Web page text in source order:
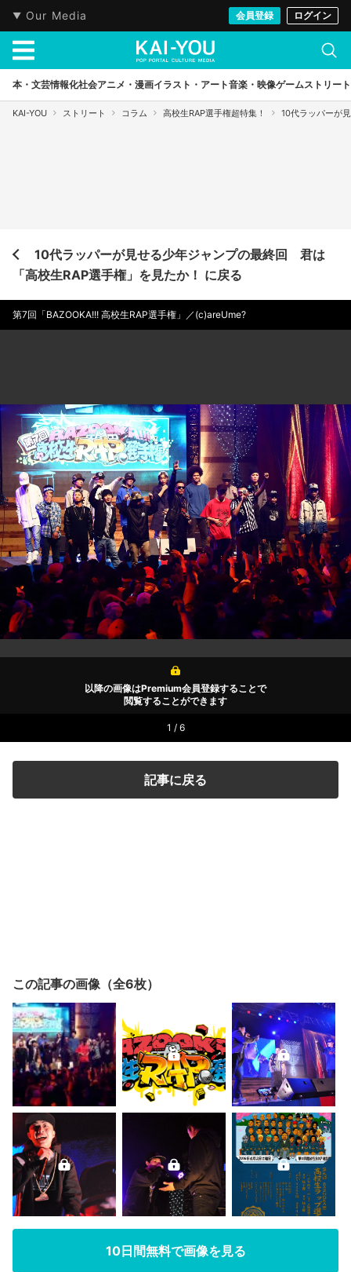
Our Media 会員登録 ログイン
本・文芸情報化社会アニメ・漫画イラスト・アート音楽・映像ゲームストリート
KAI-YOU ストリート コラム 高校生RAP選手権超特集！ 10代ラッパーが
10代ラッパーが見せる少年ジャンプの最終回 君は
「高校生RAP選手権」を見たか！ に戻る
第7回「BAZOOKA!!! 高校生RAP選手権」／(c)areUme?
以降の画像はPremium会員登録することで
閲覧することができます
1 / 6
記事に戻る
この記事の画像（全6枚）
10日間無料で画像を見る